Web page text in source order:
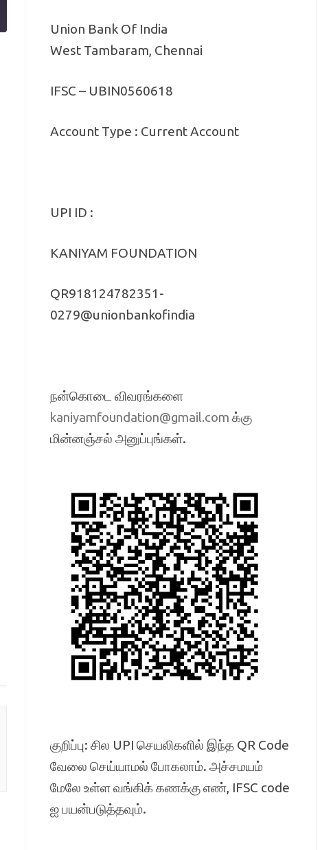
Union Bank Of India
West Tambaram, Chennai
IFSC – UBIN0560618
Account Type : Current Account
UPI ID :
KANIYAM FOUNDATION
QR918124782351-
0279@unionbankofindia
நன்கொடை விவரங்களை
kaniyamfoundation@gmail.com க்கு
மின்னஞ்சல் அனுப்புங்கள்.
குறிப்பு: சில UPI செயலிகளில் இந்த QR Code
வேலை செய்யாமல் போகலாம். அச்சமயம்
மேலே உள்ள வங்கிக் கணக்கு எண், IFSC code
ஐ பயன்படுத்தவும்.